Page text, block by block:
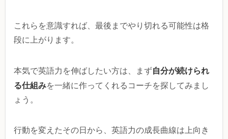
これらを意識すれば、最後までやり切れる可能性は格
段に上がります。
本気で英語力を伸ばしたい方は、まず自分が続けられ
る仕組みを一緒に作ってくれるコーチを探してみまし
ょう。
行動を変えたその日から、英語力の成長曲線は上向き